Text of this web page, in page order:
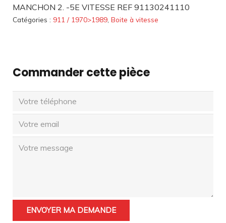
MANCHON 2. -5E VITESSE REF 91130241110
Catégories : 911 / 1970>1989 Boite à vitesse
Commander cette pièce